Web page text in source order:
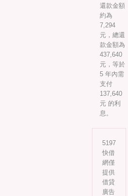
還款金額
約為
7,294
元，總還
款金額為
437,640
元，等於
5 年內需
支付
137,640
元 的利
息。
5197
快借
網僅
提供
借貸
廣告